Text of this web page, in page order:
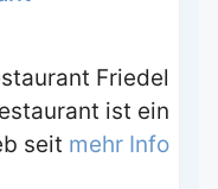
Friedel
ist ein
seit mehr Info